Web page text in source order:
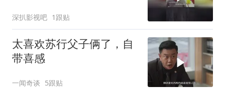
深扒影视吧 1跟贴
太喜欢苏行父子俩了，自
带喜感
一闻奇谈 5跟贴